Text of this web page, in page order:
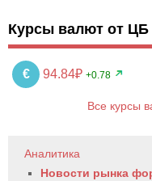
Курсы валют от
€ 94.84₽ +0.78
Все курсы
Аналитика
Новости рынка